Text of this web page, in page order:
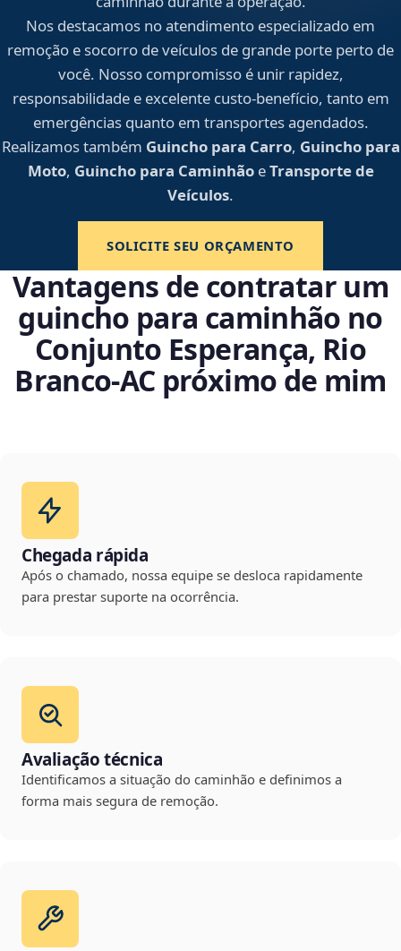
Nos destacamos no atendimento especializado em
remoção e socorro de veículos de grande porte perto de
você. Nosso compromisso é unir rapidez,
responsabilidade e excelente custo-benefício, tanto em
emergências quanto em transportes agendados.
Realizamos também Guincho para Carro, Guincho para
Moto, Guincho para CaminhãoeTransporte de
Veículos.
SOLICITE SEU ORÇAMENTO
Vantagens de contratar um
guincho para caminhão no
Conjunto Esperança, Rio
Branco‑AC próximo de mim
Chegada rápida
Após o chamado, nossa equipe se desloca rapidamente
para prestar suporte na ocorrência.
Avaliação técnica
Identificamos a situação do caminhão e definimos a
forma mais segura de remoção.